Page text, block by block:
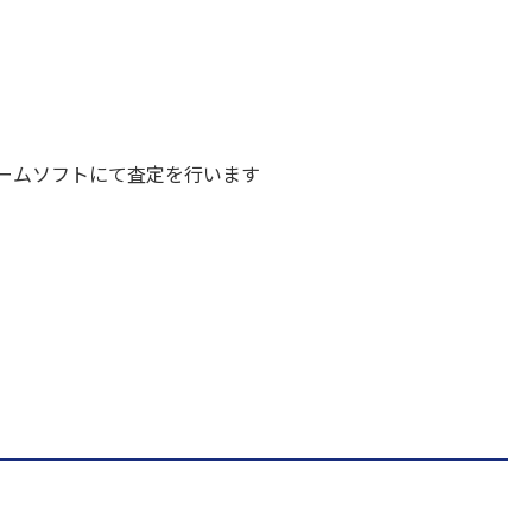
ムソフトにて査定を行います